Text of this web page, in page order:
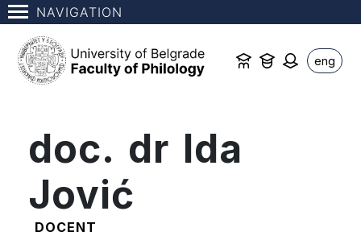
NAVIGATION
eng
doc. dr Ida
Jović
DOCENT